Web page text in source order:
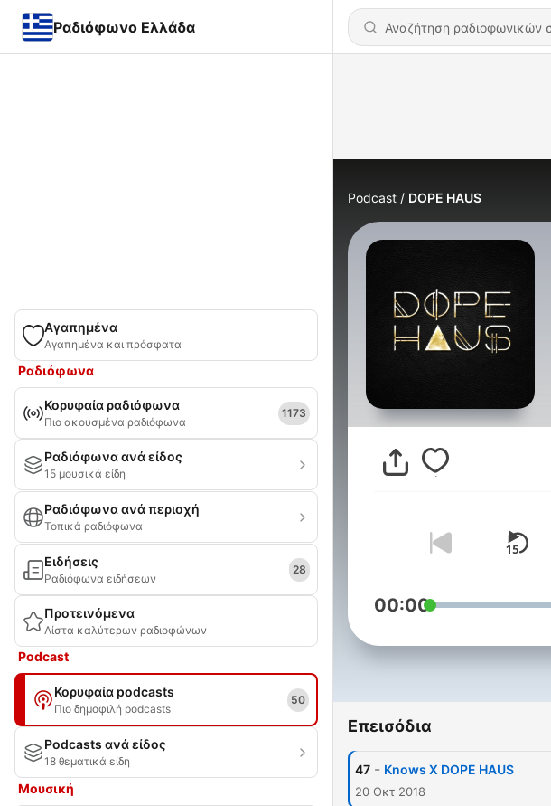
Ραδιόφωνο Ελλάδα
Αγαπημένα
Αγαπημένα και πρόσφατα
Ραδιόφωνα
Κορυφαία ραδιόφωνα
Πιο ακουσμένα ραδιόφωνα
1173
Ραδιόφωνα ανά είδος
15 μουσικά είδη
Ραδιόφωνα ανά περιοχή
Τοπικά ραδιόφωνα
Ειδήσεις
Ραδιόφωνα ειδήσεων
28
Προτεινόμενα
Λίστα καλύτερων ραδιοφώνων
Podcast
Κορυφαία podcasts
Πιο δημοφιλή podcasts
50
Podcasts ανά είδος
18 θεματικά είδη
Μουσική
Podcast DOPE HAUS
00:00
Επεισόδια
47 - Knows X DOPE HAUS
20 Οκτ 2018